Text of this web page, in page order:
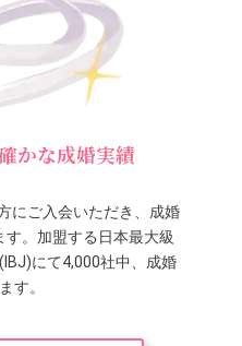
かな成婚実績
にご入会いただき、成婚
。加盟する日本最大級
にて4,000社中、成婚
す。